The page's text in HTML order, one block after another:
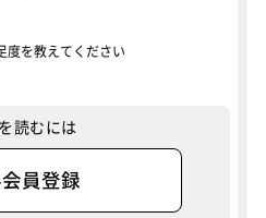
度を教えてください
読むには
員登録